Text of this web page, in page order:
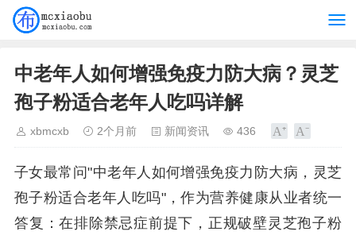
中老年人如何增强免疫力防大病？灵芝
孢子粉适合老年人吃吗详解
xbmcxb 2个月前 新闻资讯 436
子女最常问"中老年人如何增强免疫力防大病，灵芝
孢子粉适合老年人吃吗"，作为营养健康从业者统一
答复：在排除禁忌症前提下，正规破壁灵芝孢子粉